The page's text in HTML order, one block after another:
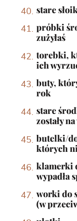
stare
próbki
zużyłaś
torebki,
ich
buty,
rok
stare
zostały
butelki/
których
klamerki
wypadła
worki do
(w